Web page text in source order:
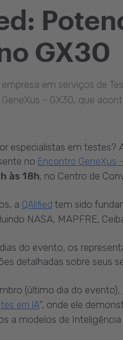
GX30
empresa em serviços de
- GX30, que
especialistas em testes?
no Encontro GeneXus
às 18h, no Centro de
a QAlified tem sido
NASA, MAPFRE,
do evento, os
detalhadas sobre seus
(último dia do evento),
em IA", onde ele
a modelos de